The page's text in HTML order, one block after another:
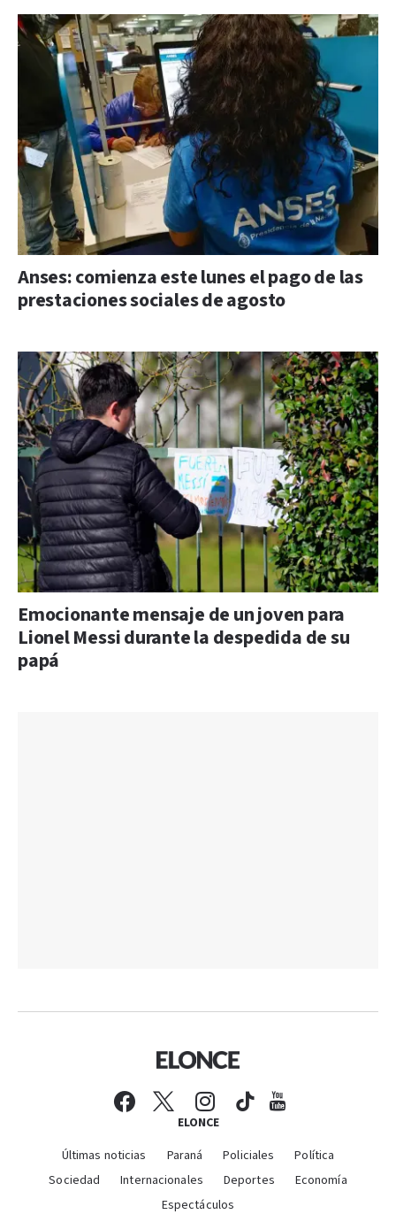
Anses: comienza este lunes el pago de las
prestaciones sociales de agosto
Emocionante mensaje de un joven para
Lionel Messi durante la despedida de su
papá
ELONCE
Últimas noticias Paraná Policiales
Política
Sociedad
Internacionales Deportes
Economía
Espectáculos